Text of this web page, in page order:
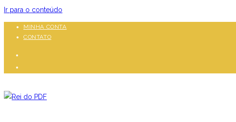
Ir para o conteúdo
MINHA CONTA
CONTATO